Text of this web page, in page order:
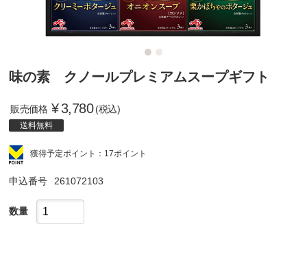
味の素 クノールプレミアムスープギフト
販売価格 ¥3,780 (税込)
送料無料
獲得予定ポイント：17ポイント
申込番号 261072103
数量